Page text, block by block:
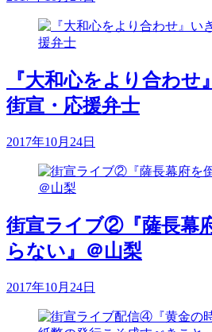
『大和心をより合わせ
街宣・応援弁士
2017年10月24日
街宣ライブ②『薩長幕
らない』＠山梨
2017年10月24日